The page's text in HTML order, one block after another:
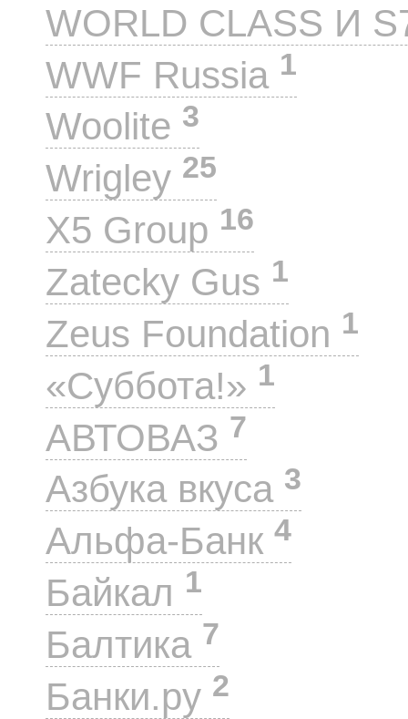
WORLD CLASS И
WWF Russia 1
Woolite 3
Wrigley 25
X5 Group 16
Zatecky Gus 1
Zeus Foundation 1
«Суббота!» 1
АВТОВАЗ 7
Азбука вкуса 3
Альфа-Банк 4
Байкал 1
Балтика 7
Банки.ру 2